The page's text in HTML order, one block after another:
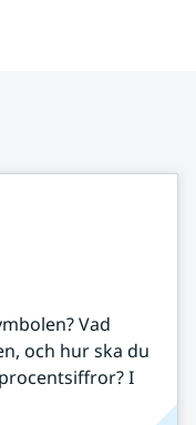
Vad
och hur ska du
I